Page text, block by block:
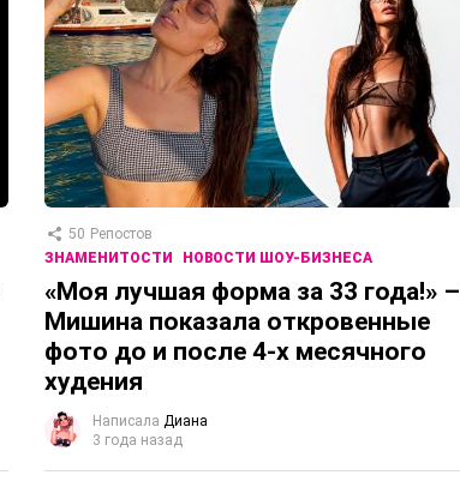
50 Репостов
ЗНАМЕНИТОСТИ
НОВОСТИ ШОУ-БИЗНЕСА
«Моя лучшая форма за 33 года!» –
Мишина показала откровенные
фото до и после 4-х месячного
худения
Написала Диана
3 года назад